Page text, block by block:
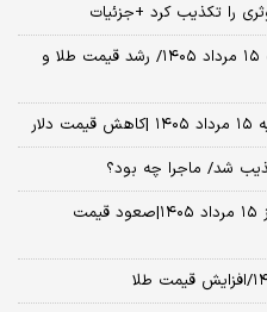
را تکذیب کرد +جزئیات
نرخ ارز دلار، طلا و یورو امروز پنجشنبه ۱۵ مرداد ۱۴۰۵/ رشد قیمت طلا و
شد/ ماجرا چه بود؟
قیمت سکه، نیم سکه و ربع سکه امروز ۱۵ مرداد ۱۴۰۵|صعود قیمت